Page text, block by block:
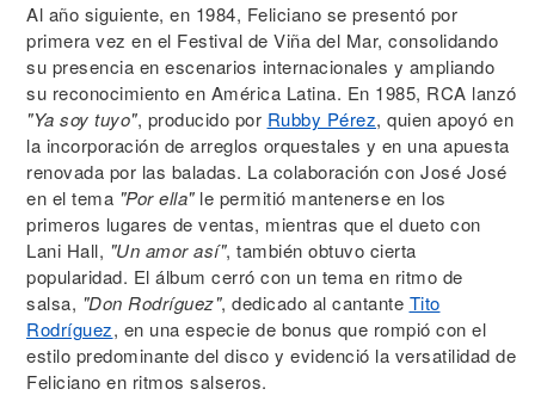
Al año siguiente, en 1984, Feliciano se presentó por
primera vez en el Festival de Viña del Mar, consolidando
su presencia en escenarios internacionales y ampliando
su reconocimiento en América Latina. En 1985, RCA lanzó
"Ya soy tuyo", producido por Rubby Pérez, quien apoyó en
la incorporación de arreglos orquestales y en una apuesta
renovada por las baladas. La colaboración con José José
en el tema "Por ella"le permitió mantenerse en los
primeros lugares de ventas, mientras que el dueto con
Lani Hall, "Un amor así", también obtuvo cierta
popularidad. El álbum cerró con un tema en ritmo de
salsa, "Don Rodríguez", dedicado al cantante Tito
Rodríguez, en una especie de bonus que rompió con el
estilo predominante del disco y evidenció la versatilidad de
Feliciano en ritmos salseros.